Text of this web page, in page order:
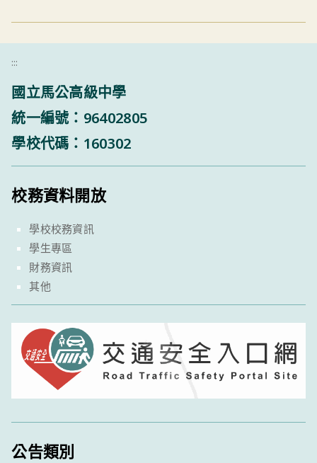
:::
國立馬公高級中學
統一編號：96402805
學校代碼：160302
校務資料開放
學校校務資訊
學生專區
財務資訊
其他
公告類別